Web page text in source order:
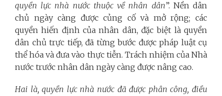
quyền lực nhà nước thuộc về nhân dân”. Nền dân
chủ ngày càng được củng cố và mở rộng; các
quyền hiến định của nhân dân, đặc biệt là quyền
dân chủ trực tiếp, đã từng bước được pháp luật cụ
thể hóa và đưa vào thực tiễn. Trách nhiệm của Nhà
nước trước nhân dân ngày càng được nâng cao.
Hai là, quyền lực nhà nước đã được phân công, điều